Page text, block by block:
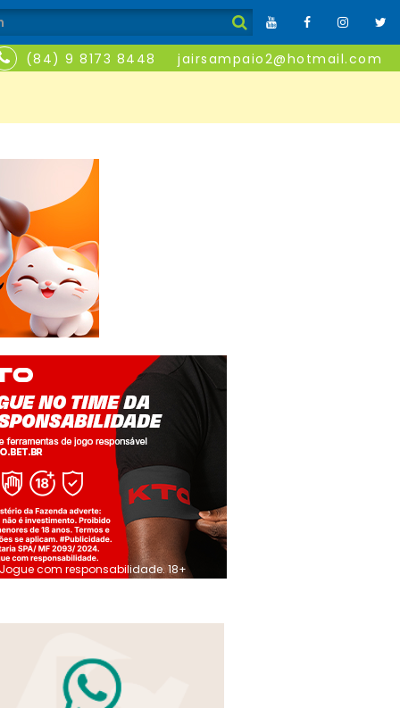
(84) 9 8173 8448 jairsampaio2@hotmail.com
Jogue com responsabilidade. 18+